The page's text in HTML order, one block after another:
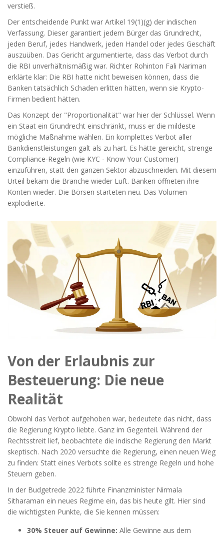
verstieß.
Der entscheidende Punkt war Artikel 19(1)(g) der indischen
Verfassung. Dieser garantiert jedem Bürger das Grundrecht,
jeden Beruf, jedes Handwerk, jeden Handel oder jedes Geschäft
auszuüben. Das Gericht argumentierte, dass das Verbot durch
die RBI unverhältnismäßig war. Richter Rohinton Fali Nariman
erklärte klar: Die RBI hatte nicht beweisen können, dass die
Banken tatsächlich Schaden erlitten hätten, wenn sie Krypto-
Firmen bedient hätten.
Das Konzept der "Proportionalität" war hier der Schlüssel. Wenn
ein Staat ein Grundrecht einschränkt, muss er die mildeste
mögliche Maßnahme wählen. Ein komplettes Verbot aller
Bankdienstleistungen galt als zu hart. Es hätte gereicht, strenge
Compliance-Regeln (wie KYC - Know Your Customer)
einzuführen, statt den ganzen Sektor abzuschneiden. Mit diesem
Urteil bekam die Branche wieder Luft. Banken öffneten ihre
Konten wieder. Die Börsen starteten neu. Das Volumen
explodierte.
Von der Erlaubnis zur
Besteuerung: Die neue
Realität
Obwohl das Verbot aufgehoben war, bedeutete das nicht, dass
die Regierung Krypto liebte. Ganz im Gegenteil. Während der
Rechtsstreit lief, beobachtete die indische Regierung den Markt
skeptisch. Nach 2020 versuchte die Regierung, einen neuen Weg
zu finden: Statt eines Verbots sollte es strenge Regeln und hohe
Steuern geben.
In der Budgetrede 2022 führte Finanzminister Nirmala
Sitharaman ein neues Regime ein, das bis heute gilt. Hier sind
die wichtigsten Punkte, die Sie kennen müssen:
30% Steuer auf Gewinne: Alle Gewinne aus dem